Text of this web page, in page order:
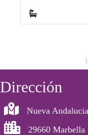
Dirección
Nueva Andalucia
29660 Marbella